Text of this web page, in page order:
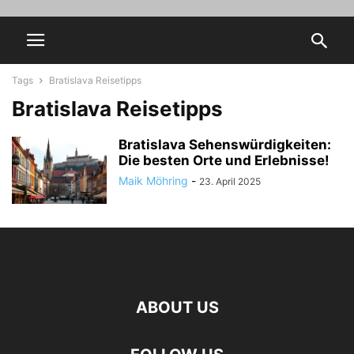
Tags Bratislava Reisetipps
Bratislava Reisetipps
Bratislava Sehenswürdigkeiten:
Die besten Orte und Erlebnisse!
Maik Möhring - 23. April 2025
ABOUT US